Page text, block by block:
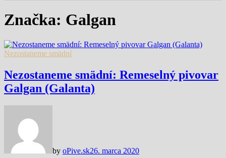
Značka: Galgan
Nezostaneme smädní
Nezostaneme smädní: Remeselný pivovar
Galgan (Galanta)
by oPive.sk26. marca 2020